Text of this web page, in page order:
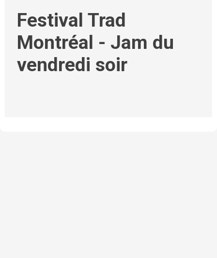
Festival Trad
Montréal - Jam du
vendredi soir